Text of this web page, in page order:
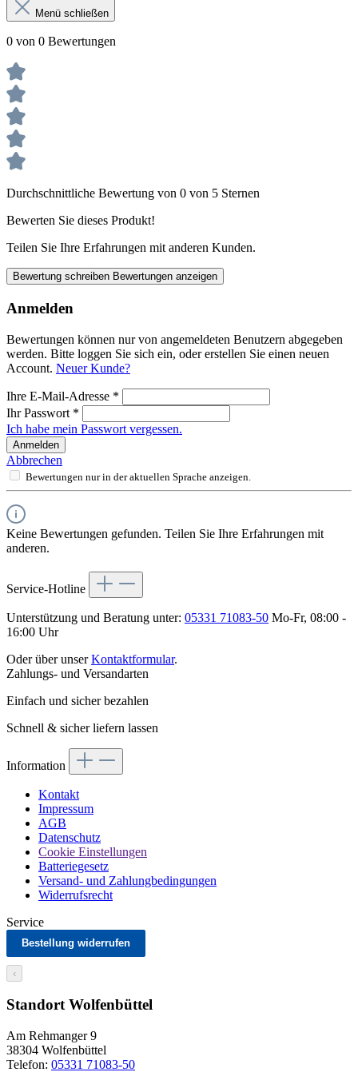
Menü schließen
0 von 0 Bewertungen
Durchschnittliche Bewertung von 0 von 5 Sternen
Bewerten Sie dieses Produkt!
Teilen Sie Ihre Erfahrungen mit anderen Kunden.
Bewertung schreiben Bewertungen anzeigen
Anmelden
Bewertungen können nur von angemeldeten Benutzern abgegeben
werden. Bitte loggen Sie sich ein, oder erstellen Sie einen neuen
Account. Neuer Kunde?
Ihre E-Mail-Adresse *
Ihr Passwort *
Ich habe mein Passwort vergessen.
Anmelden
Abbrechen
Bewertungen nur in der aktuellen Sprache anzeigen.
Keine Bewertungen gefunden. Teilen Sie Ihre Erfahrungen mit
anderen.
Service-Hotline
Unterstützung und Beratung unter: 05331 71083-50 Mo-Fr, 08:00 -
16:00 Uhr
Oder über unserKontaktformular.
Zahlungs- und Versandarten
Einfach und sicher bezahlen
Schnell & sicher liefern lassen
Information
Kontakt
Impressum
AGB
Datenschutz
Cookie Einstellungen
Batteriegesetz
Versand- und Zahlungbedingungen
Widerrufsrecht
Service
Bestellung widerrufen
‹
Standort Wolfenbüttel
Am Rehmanger 9
38304 Wolfenbüttel
Telefon: 05331 71083-50